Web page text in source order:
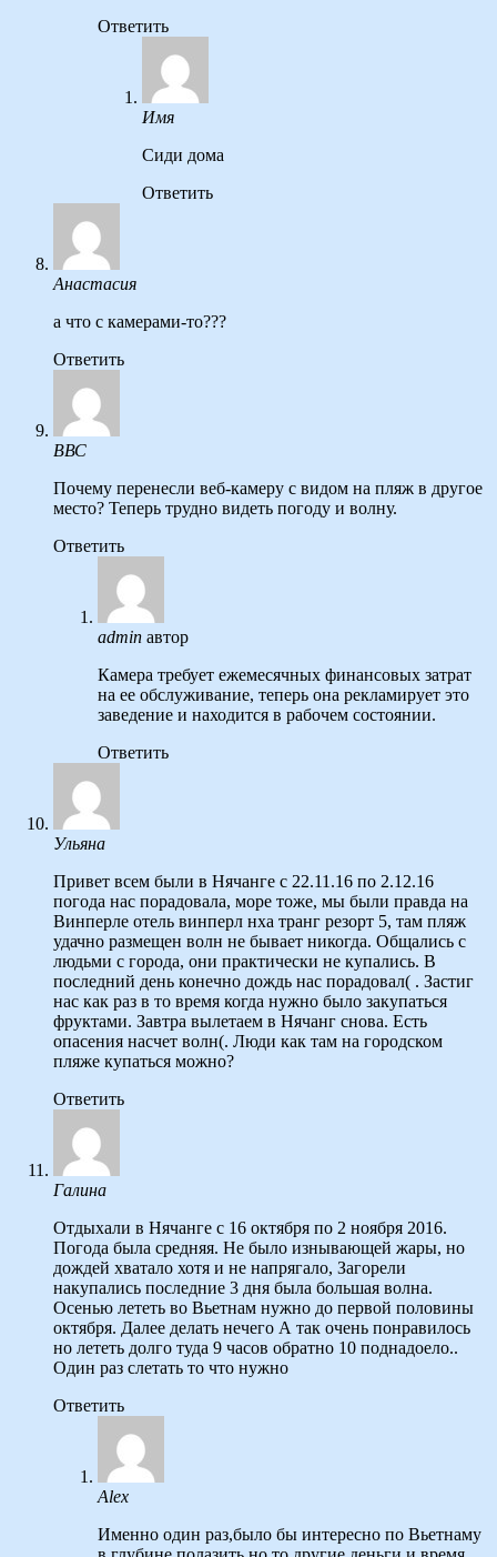
Ответить
Имя
Сиди дома
Ответить
Анастасия
а что с камерами-то???
Ответить
ВВС
Почему перенесли веб-камеру с видом на пляж в другое
место? Теперь трудно видеть погоду и волну.
Ответить
admin автор
Камера требует ежемесячных финансовых затрат
на ее обслуживание, теперь она рекламирует это
заведение и находится в рабочем состоянии.
Ответить
Ульяна
Привет всем были в Нячанге с 22.11.16 по 2.12.16
погода нас порадовала, море тоже, мы были правда на
Винперле отель винперл нха транг резорт 5, там пляж
удачно размещен волн не бывает никогда. Общались с
людьми с города, они практически не купались. В
последний день конечно дождь нас порадовал( . Застиг
нас как раз в то время когда нужно было закупаться
фруктами. Завтра вылетаем в Нячанг снова. Есть
опасения насчет волн(. Люди как там на городском
пляже купаться можно?
Ответить
Галина
Отдыхали в Нячанге с 16 октября по 2 ноября 2016.
Погода была средняя. Не было изнывающей жары, но
дождей хватало хотя и не напрягало, Загорели
накупались последние 3 дня была большая волна.
Осенью лететь во Вьетнам нужно до первой половины
октября. Далее делать нечего А так очень понравилось
но лететь долго туда 9 часов обратно 10 поднадоело..
Один раз слетать то что нужно
Ответить
Alex
Именно один раз,было бы интересно по Вьетнаму